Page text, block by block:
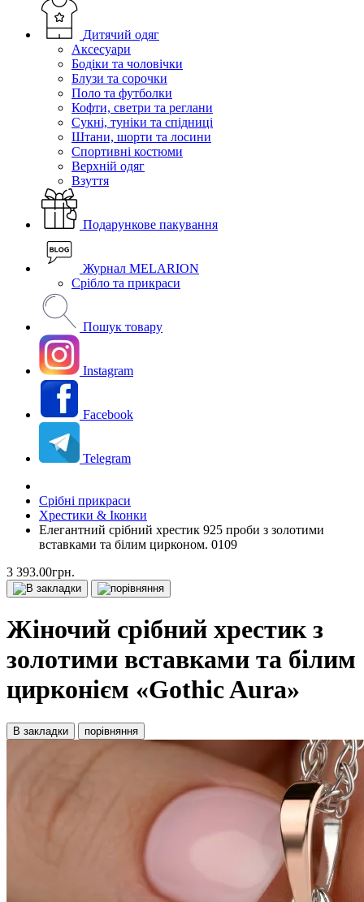
Дитячий одяг
Аксесуари
Бодіки та чоловічки
Блузи та сорочки
Поло та футболки
Кофти, светри та реглани
Сукні, туніки та спідниці
Штани, шорти та лосини
Спортивні костюми
Верхній одяг
Взуття
Подарункове пакування
Журнал MELARION
Срібло та прикраси
Пошук товару
Instagram
Facebook
Telegram
Срібні прикраси
Хрестики & Іконки
Елегантний срібний хрестик 925 проби з золотими
вставками та білим цирконом. 0109
3 393.00грн.
Жіночий срібний хрестик з
золотими вставками та білим
цирконієм «Gothic Aura»
В закладки порівняння